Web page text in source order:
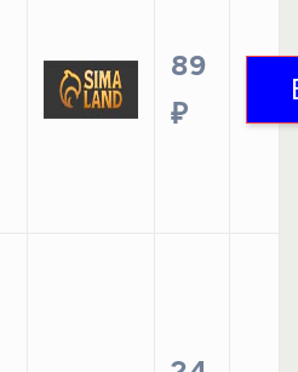
89
₽